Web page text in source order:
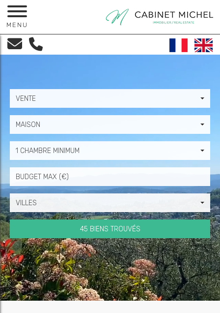
MENU
VENTE
MAISON
1 CHAMBRE MINIMUM
Prix
VILLES
45 BIENS TROUVÉS